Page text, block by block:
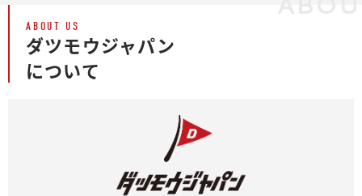
ABOUT US
ダツモウジャパン
について